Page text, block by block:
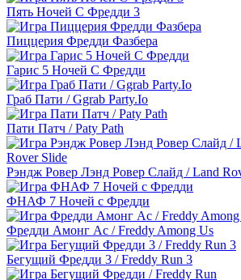
Пять Ночей С Фредди 3
Пиццерия Фредди Фазбера
Гарис 5 Ночей С Фредди
Граб Пати / Ggrab Party.Io
Пати Патч / Paty Path
Рэндж Ровер Лэнд Ровер Слайд / Land
ФНАФ 7 Ночей с Фредди
Фредди Амонг Ас / Freddy Among Us
Бегущий Фредди 3 / Freddy Run 3